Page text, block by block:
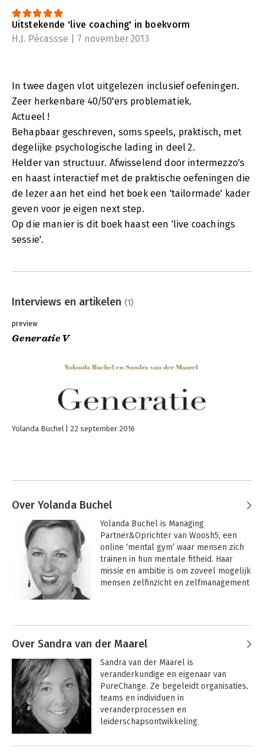
Uitstekende 'live coaching' in boekvorm
H.J. Pécassse | 7 november 2013
In twee dagen vlot uitgelezen inclusief oefeningen.
Zeer herkenbare 40/50'ers problematiek.
Actueel !
Behapbaar geschreven, soms speels, praktisch, met
degelijke psychologische lading in deel 2.
Helder van structuur. Afwisselend door intermezzo's
en haast interactief met de praktische oefeningen die
de lezer aan het eind het boek een 'tailormade' kader
geven voor je eigen next step.
Op die manier is dit boek haast een 'live coachings
sessie'.
Interviews en artikelen (1)
preview
Generatie V
Yolanda Buchel 22 september 2016
Over Yolanda Buchel
Yolanda Buchel is Managing
Partner&Oprichter van Woosh5, een
online ‘mental gym’ waar mensen zich
trainen in hun mentale fitheid. Haar
missie en ambitie is om zoveel mogelijk
mensen zelfinzicht en zelfmanagement
Loopbaanonderhoud en Lef!) heeft ze al
mentaal fitter gecoacht.
Over Sandra van der Maarel
Sandra van der Maarel is
veranderkundige en eigenaar van
PureChange. Ze begeleidt organisaties,
teams en individuen in
veranderprocessen en
leiderschapsontwikkeling.